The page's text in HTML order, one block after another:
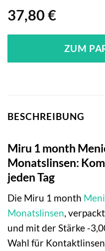
37,80 €
ZUM
BESCHREIBUNG
Miru 1 month
Monatslinsen:
jeden Tag
Die Miru 1 month
Monatslinsen ,
und mit der Stärke -
Wahl für